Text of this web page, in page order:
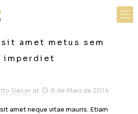
amet metus sem
imperdiet
Decor at 6 de Maio de 2014
amet neque vitae mauris. Etiam